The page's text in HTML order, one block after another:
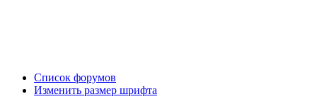
Список форумов
Изменить размер шрифта